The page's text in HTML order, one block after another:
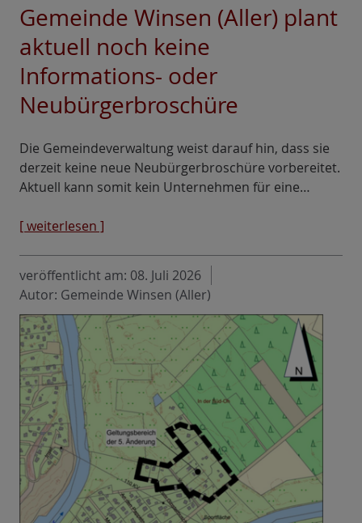
Gemeinde Winsen (Aller) plant
aktuell noch keine
Informations- oder
Neubürgerbroschüre
Die Gemeindeverwaltung weist darauf hin, dass sie
derzeit keine neue Neubürgerbroschüre vorbereitet.
Aktuell kann somit kein Unternehmen für eine…
[ weiterlesen ]
veröffentlicht am: 08. Juli 2026
Autor: Gemeinde Winsen (Aller)